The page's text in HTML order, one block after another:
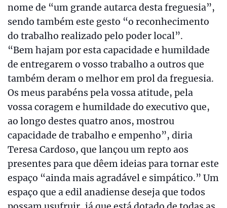
nome de “um grande autarca desta freguesia”,
sendo também este gesto “o reconhecimento
do trabalho realizado pelo poder local”.
“Bem hajam por esta capacidade e humildade
de entregarem o vosso trabalho a outros que
também deram o melhor em prol da freguesia.
Os meus parabéns pela vossa atitude, pela
vossa coragem e humildade do executivo que,
ao longo destes quatro anos, mostrou
capacidade de trabalho e empenho”, diria
Teresa Cardoso, que lançou um repto aos
presentes para que dêem ideias para tornar este
espaço “ainda mais agradável e simpático.” Um
espaço que a edil anadiense deseja que todos